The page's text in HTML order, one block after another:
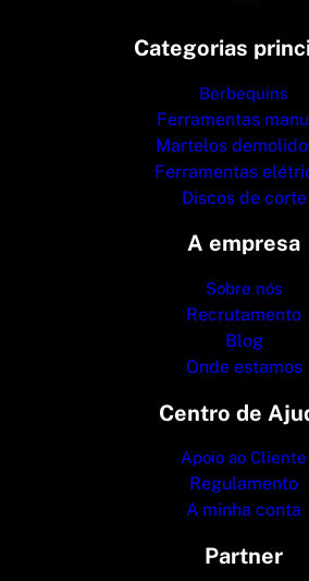
Categorias
Berbequins
Ferramentas
Martelos
Ferramentas
Discos de corte
A empresa
Sobre nós
Recrutamento
Blog
Onde estamos
Centro de
Apoio ao Cliente
Regulamento
A minha conta
Partner